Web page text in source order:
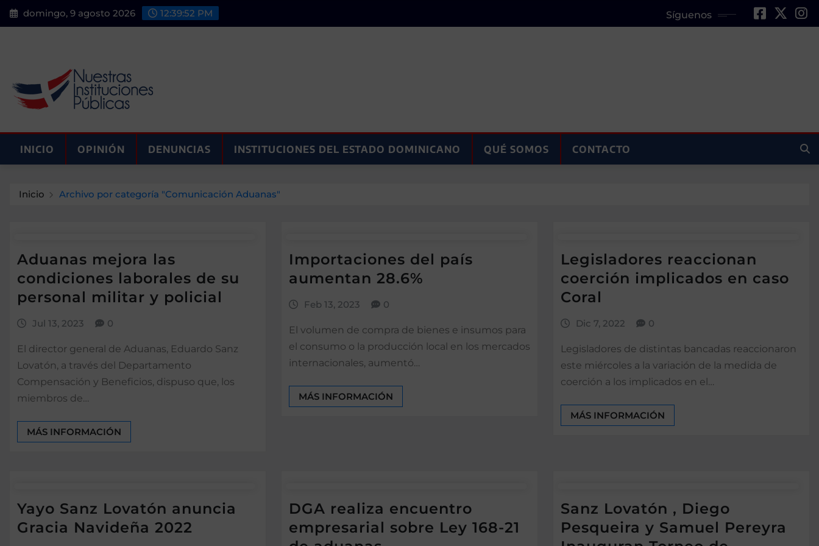
Saltar
al
domingo, 9 agosto 2026 12:39:53 PM Síguenos
INICIO OPINIÓN DENUNCIAS INSTITUCIONES DEL ESTADO DOMINICANO QUÉ SOMOS CONTACTO
Inicio Archivo por categoría "Comunicación Aduanas"
Aduanas mejora las
condiciones laborales de su
personal militar y policial
Jul 13, 2023 0
El director general de Aduanas, Eduardo Sanz
Lovatón, a través del Departamento
Compensación y Beneficios, dispuso que, los
miembros de…
MÁS INFORMACIÓN
Importaciones del país
aumentan 28.6%
Feb 13, 2023 0
El volumen de compra de bienes e insumos para
el consumo o la producción local en los mercados
internacionales, aumentó…
MÁS INFORMACIÓN
Legisladores reaccionan
coerción implicados en caso
Coral
Dic 7, 2022 0
Legisladores de distintas bancadas reaccionaron
este miércoles a la variación de la medida de
coerción a los implicados en el…
MÁS INFORMACIÓN
Yayo Sanz Lovatón anuncia
Gracia Navideña 2022
DGA realiza encuentro
empresarial sobre Ley 168-21
Sanz Lovatón , Diego
Pesqueira y Samuel Pereyra